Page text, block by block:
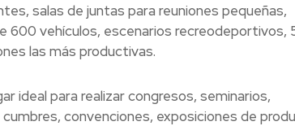
salas de juntas para reuniones pequeñas,
600 vehículos, escenarios recreodeportivos,
las más productivas.
ideal para realizar congresos, seminarios,
convenciones, exposiciones de